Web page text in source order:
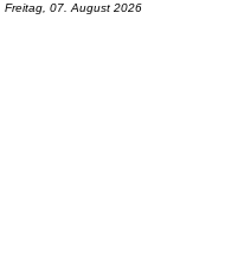
Freitag, 07. August 2026